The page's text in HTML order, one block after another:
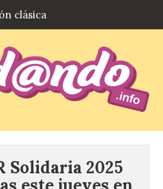
clásica
Solidaria 2025